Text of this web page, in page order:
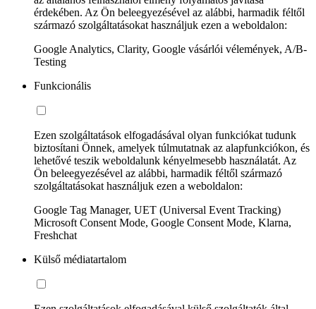
érdekében. Az Ön beleegyezésével az alábbi, harmadik féltől
származó szolgáltatásokat használjuk ezen a weboldalon:
Google Analytics, Clarity, Google vásárlói vélemények, A/B-
Testing
Funkcionális
Ezen szolgáltatások elfogadásával olyan funkciókat tudunk
biztosítani Önnek, amelyek túlmutatnak az alapfunkciókon, és
lehetővé teszik weboldalunk kényelmesebb használatát. Az
Ön beleegyezésével az alábbi, harmadik féltől származó
szolgáltatásokat használjuk ezen a weboldalon:
Google Tag Manager, UET (Universal Event Tracking)
Microsoft Consent Mode, Google Consent Mode, Klarna,
Freshchat
Külső médiatartalom